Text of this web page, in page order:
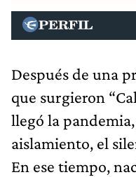
Después de una
que surgieron
llegó la
aislamiento, el
En ese tiempo,